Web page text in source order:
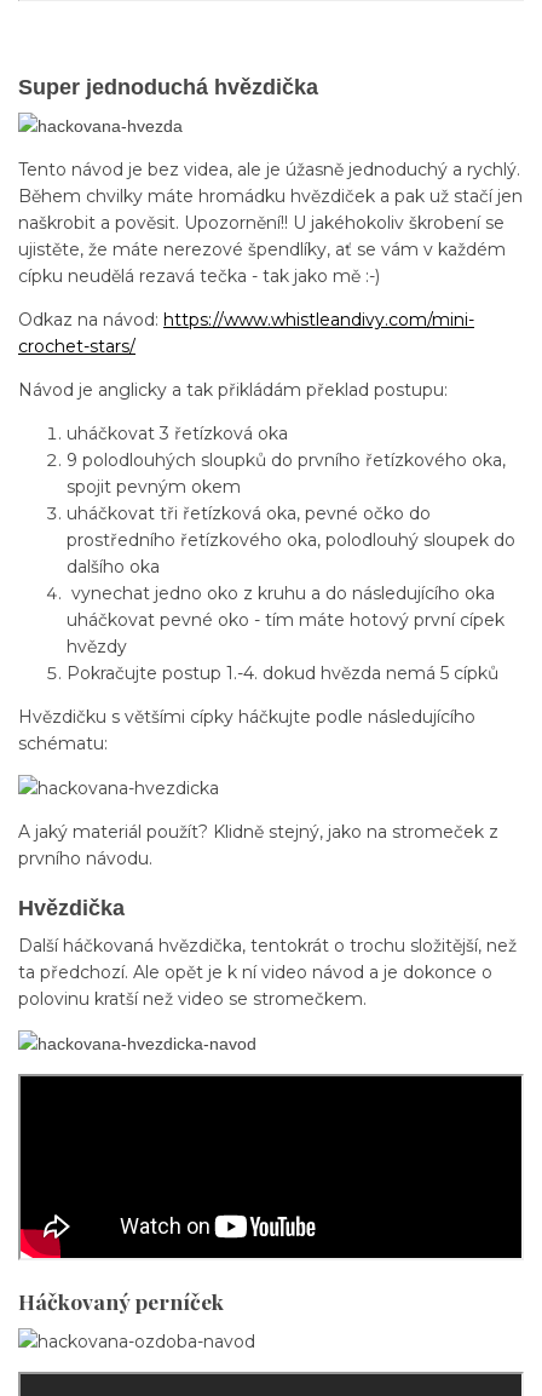
Super jednoduchá hvězdička
Tento návod je bez videa, ale je úžasně jednoduchý a rychlý.
Během chvilky máte hromádku hvězdiček a pak už stačí jen
naškrobit a pověsit. Upozornění!! U jakéhokoliv škrobení se
ujistěte, že máte nerezové špendlíky, ať se vám v každém
cípku neudělá rezavá tečka - tak jako mě :-)
Odkaz na návod: https://www.whistleandivy.com/mini-
crochet-stars/
Návod je anglicky a tak přikládám překlad postupu:
uháčkovat 3 řetízková oka
9 polodlouhých sloupků do prvního řetízkového oka,
spojit pevným okem
uháčkovat tři řetízková oka, pevné očko do
prostředního řetízkového oka, polodlouhý sloupek do
dalšího oka
vynechat jedno oko z kruhu a do následujícího oka
uháčkovat pevné oko - tím máte hotový první cípek
hvězdy
Pokračujte postup 1.-4. dokud hvězda nemá 5 cípků
Hvězdičku s většími cípky háčkujte podle následujícího
schématu:
A jaký materiál použít? Klidně stejný, jako na stromeček z
prvního návodu.
Hvězdička
Další háčkovaná hvězdička, tentokrát o trochu složitější, než
ta předchozí. Ale opět je k ní video návod a je dokonce o
polovinu kratší než video se stromečkem.
Háčkovaný perníček